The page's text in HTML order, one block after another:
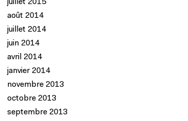
juillet 2015
août 2014
juillet 2014
juin 2014
avril 2014
janvier 2014
novembre 2013
octobre 2013
septembre 2013